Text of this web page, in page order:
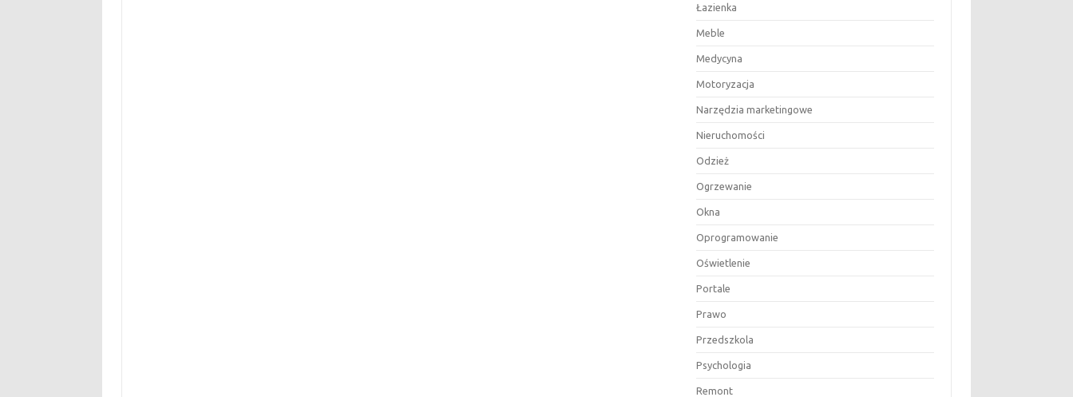
Łazienka
Meble
Medycyna
Motoryzacja
Narzędzia marketingowe
Nieruchomości
Odzież
Ogrzewanie
Okna
Oprogramowanie
Oświetlenie
Portale
Prawo
Przedszkola
Psychologia
Remont